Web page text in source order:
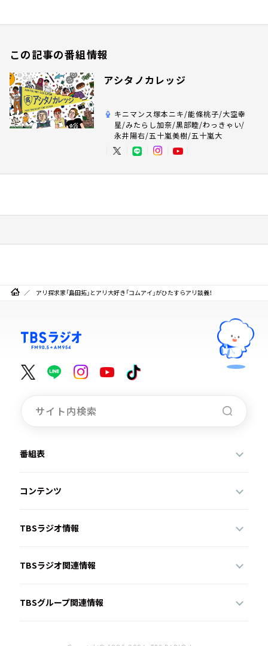
この記事の番組情報
アシタノカレッジ
キニマンス塚本ニキ/能條桃子/大空幸
星/みたらし加奈/黒部睦/わっきゃい/
永井陽右/五十嵐美樹/五十嵐大
アリ探求家「島田拓」とアリ大好き「コムアイ」がひたすらアリ談義！
番組表
コンテンツ
TBSラジオ情報
TBSラジオ関連情報
TBSグループ関連情報